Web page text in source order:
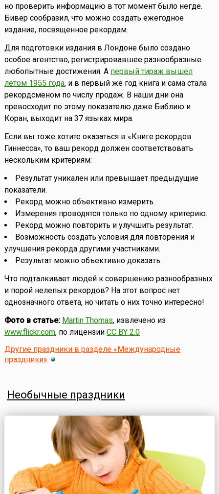
но проверить информацию в тот момент было негде.
Бивер сообразил, что можно создать ежегодное
издание, посвященное рекордам.
Для подготовки издания в Лондоне было создано
особое агентство, регистрировавшее разнообразные
любопытные достижения. А первый тираж вышел
летом 1955 года, и в первый же год книга и сама стала
рекордсменом по числу продаж. В наши дни она
превосходит по этому показателю даже Библию и
Коран, выходит на 37 языках мира.
Если вы тоже хотите оказаться в «Книге рекордов
Гиннесса», то ваш рекорд должен соответствовать
нескольким критериям:
Результат уникален или превышает предыдущие
показатели.
Рекорд можно объективно измерить.
Измерения проводятся только по одному критерию.
Рекорд можно повторить и улучшить результат.
Возможность создать условия для повторения и
улучшения рекорда другими участниками.
Результат можно объективно доказать.
Что подталкивает людей к совершению разнообразных
и порой нелепых рекордов? На этот вопрос нет
однозначного ответа, но читать о них точно интересно!
Фото в статье: Martin Thomas, извлечено из
www.flickr.com, по лицензии CC BY 2.0
Другие праздники в разделе «Международные
праздники»
Необычные праздники